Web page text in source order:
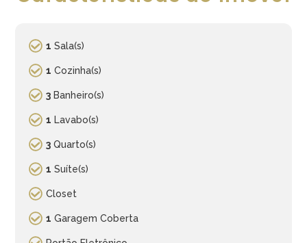
1 Sala(s)
1 Cozinha(s)
3 Banheiro(s)
1 Lavabo(s)
3 Quarto(s)
1 Suíte(s)
Closet
1 Garagem Coberta